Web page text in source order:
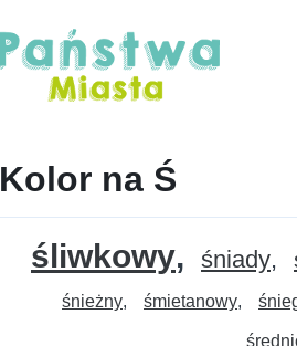
Kolor na Ś
śliwkowy śniady
śnieżny śmietanowy